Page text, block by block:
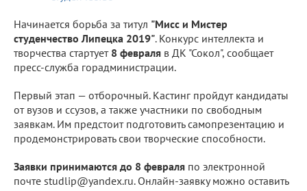
Начинается борьба за титул "Мисс и Мистер
студенчество Липецка 2019". Конкурс интеллекта и
творчества стартует 8 февраля в ДК "Сокол", сообщает
пресс-служба горадминистрации.
Первый этап — отборочный. Кастинг пройдут кандидаты
от вузов и ссузов, а также участники по свободным
заявкам. Им предстоит подготовить самопрезентацию и
продемонстрировать свои творческие способности.
Заявки принимаются до 8 февраля по электронной
почте studlip@yandex.ru. Онлайн-заявку можно оставить